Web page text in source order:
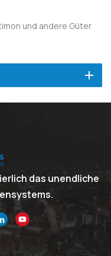
und andere Güter
das unendliche